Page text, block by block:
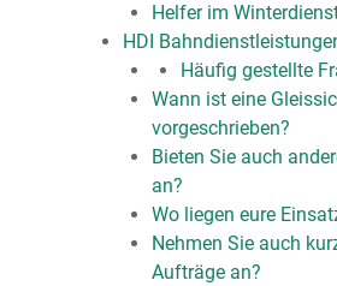
Helfer im
HDI
Häufig gestellte
Wann ist eine
vorgeschrieben?
Bieten Sie auch
an?
Wo liegen eure
Nehmen Sie auch
Aufträge an?